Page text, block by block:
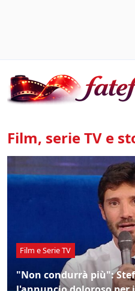
Film, serie TV e
Film e Serie TV
"Non condurrà più":